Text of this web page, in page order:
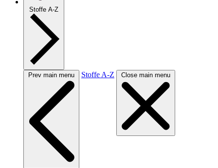
Stoffe A-Z
Prev main menu Stoffe A-Z Close main menu